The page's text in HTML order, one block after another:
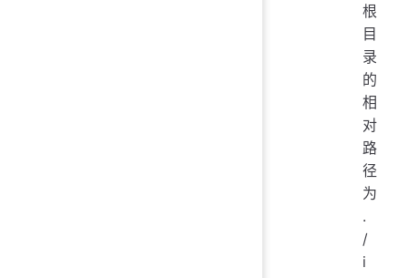
根
目
录
的
相
对
路
径
为
.
/
i